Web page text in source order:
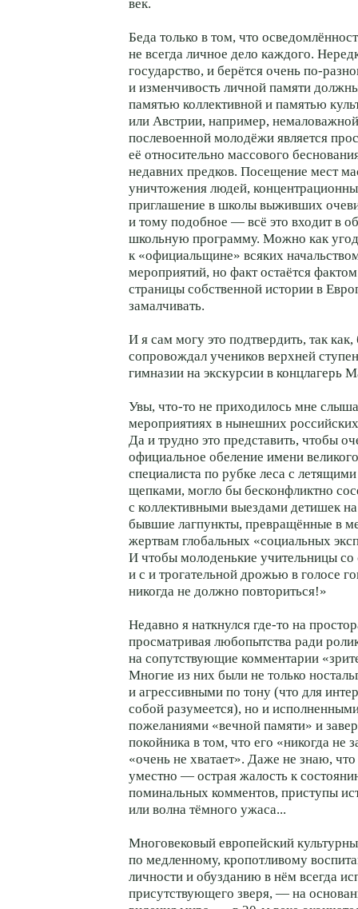
век.
Беда только в том, что
не всегда личное дело каждого.
государство, и берётся очень по-
и изменчивость личной памяти
памятью коллективной и памятью
или Австрии, например,
послевоенной молодёжи является
её относительно массового
недавних предков. Посещение мест
уничтожения людей,
приглашение в школы выживших
и тому подобное — всё это входит в
школьную программу. Можно как
к «официальщине» всяких
мероприятий, но факт остаётся
страницы собственной истории в
замалчивать.
И я сам могу это подтвердить, так
сопровождал учеников верхней
гимназии на экскурсии в концлагерь
Увы, что-то не приходилось мне
мероприятиях в нынешних
Да и трудно это представить, чтобы
официальное обеление имени
специалиста по рубке леса с
щепками, могло бы бесконфликтно
с коллективными выездами детишек
бывшие лагпункты, превращённые в
жертвам глобальных «социальных
И чтобы молоденькие учительницы со
и с и трогательной дрожью в голосе
никогда не должно повториться!»
Недавно я наткнулся где-то на
просматривая любопытства ради
на сопутствующие комментарии
Многие из них были не только
и агрессивными по тону (что для
собой разумеется), но и
пожеланиями «вечной памяти» и
покойника в том, что его «никогда не
«очень не хватает». Даже не знаю, что
уместно — острая жалость к
поминальных комментов, приступы
или волна тёмного ужаса...
Многовековый европейский
по медленному, кропотливому
личности и обузданию в нём всегда
присутствующего зверя, — на